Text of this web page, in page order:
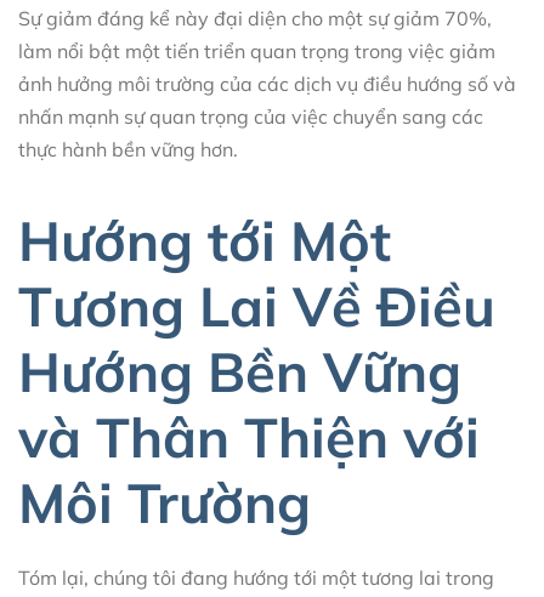
Sự giảm đáng kể này đại diện cho một sự giảm 70%,
làm nổi bật một tiến triển quan trọng trong việc giảm
ảnh hưởng môi trường của các dịch vụ điều hướng số và
nhấn mạnh sự quan trọng của việc chuyển sang các
thực hành bền vững hơn.
Hướng tới Một
Tương Lai Về Điều
Hướng Bền Vững
và Thân Thiện với
Môi Trường
Tóm lại, chúng tôi đang hướng tới một tương lai trong